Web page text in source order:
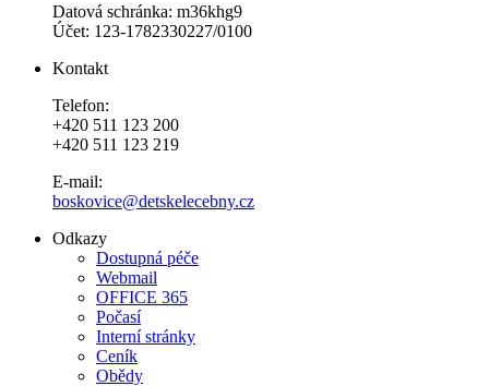
Datová schránka: m36khg9
Účet: 123-1782330227/0100
Kontakt
Telefon:
+420 511 123 200
+420 511 123 219
E-mail:
boskovice@detskelecebny.cz
Odkazy
Dostupná péče
Webmail
OFFICE 365
Počasí
Interní stránky
Ceník
Obědy